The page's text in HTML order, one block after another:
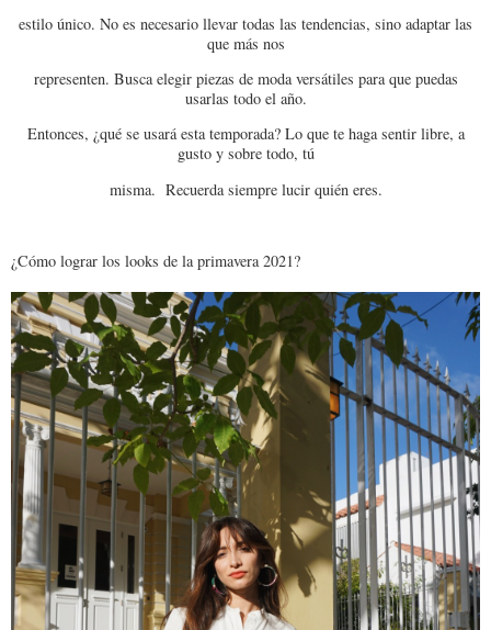
estilo único. No es necesario llevar todas las tendencias, sino adaptar las
que más nos
representen. Busca elegir piezas de moda versátiles para que puedas
usarlas todo el año.
Entonces, ¿qué se usará esta temporada? Lo que te haga sentir libre, a
gusto y sobre todo, tú
misma. Recuerda siempre lucir quién eres.
¿Cómo lograr los looks de la primavera 2021?